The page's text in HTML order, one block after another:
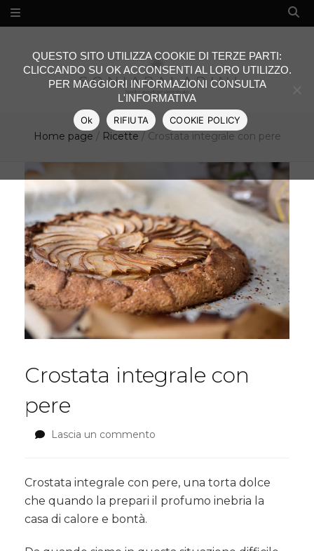
Home page / Ricette / Crostata integrale con pere
Crostata integrale con
pere
Lascia un commento
con
pere
Crostata integrale con pere, una torta dolce
che quando la prepari il profumo inebria la
casa di calore e bontà.
QUESTO SITO UTILIZZA COOKIE DI TERZE PARTI:
CLICCANDO SU OK ACCONSENTI AL LORO UTILIZZO.
PER MAGGIORI INFORMAZIONI CONSULTA
L'INFORMATIVA
Ok RIFIUTA COOKIE POLICY